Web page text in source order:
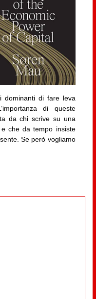
dominanti di fare leva
di queste
da chi scrive su una
che da tempo insiste
Se però vogliamo